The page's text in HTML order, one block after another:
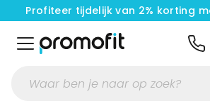
Profiteer tijdelijk van 2% korting